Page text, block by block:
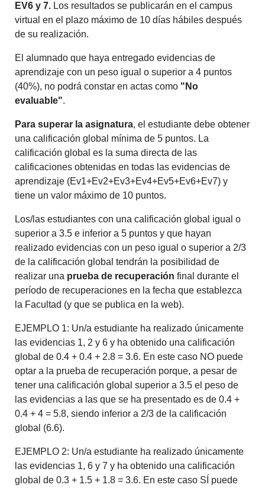
EV6 y 7. Los resultados se publicarán en el campus
virtual en el plazo máximo de 10 días hábiles después
de su realización.
El alumnado que haya entregado evidencias de
aprendizaje con un peso igual o superior a 4 puntos
(40%), no podrá constar en actas como "No
evaluable".
Para superar la asignatura, el estudiante debe obtener
una calificación global mínima de 5 puntos. La
calificación global es la suma directa de las
calificaciones obtenidas en todas las evidencias de
aprendizaje (Ev1+Ev2+Ev3+Ev4+Ev5+Ev6+Ev7) y
tiene un valor máximo de 10 puntos.
Los/las estudiantes con una calificación global igual o
superior a 3.5 e inferior a 5 puntos y que hayan
realizado evidencias con un peso igual o superior a 2/3
de la calificación global tendrán la posibilidad de
realizar una prueba de recuperación final durante el
período de recuperaciones en la fecha que establezca
la Facultad (y que se publica en la web).
EJEMPLO 1: Un/a estudiante ha realizado únicamente
las evidencias 1, 2 y 6 y ha obtenido una calificación
global de 0.4 + 0.4 + 2.8 = 3.6. En este caso NO puede
optar a la prueba de recuperación porque, a pesar de
tener una calificación global superior a 3.5 el peso de
las evidencias a las que se ha presentado es de 0.4 +
0.4 + 4 = 5.8, siendo inferior a 2/3 de la calificación
global (6.6).
EJEMPLO 2: Un/a estudiante ha realizado únicamente
las evidencias 1, 6 y 7 y ha obtenido una calificación
global de 0.3 + 1.5 + 1.8 = 3.6. En este caso SÍ puede